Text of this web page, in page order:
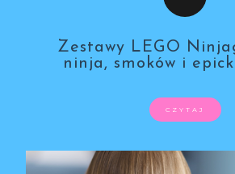
Zestawy LEGO
ninja, smoków i
CZYTAJ